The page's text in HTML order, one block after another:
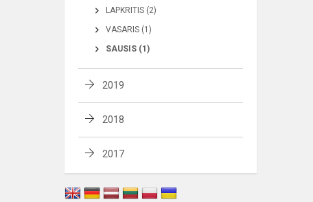
LAPKRITIS (2)
VASARIS (1)
SAUSIS (1)
2019
2018
2017